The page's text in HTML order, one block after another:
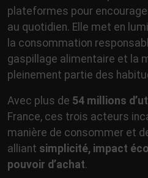
plateformes pour
au quotidien. Elle met en
la consommation
gaspillage alimentaire et la
pleinement partie des
Avec plus de 54 millions
France, ces trois acteurs
manière de consommer et
alliant simplicité, impact
pouvoir d’achat.